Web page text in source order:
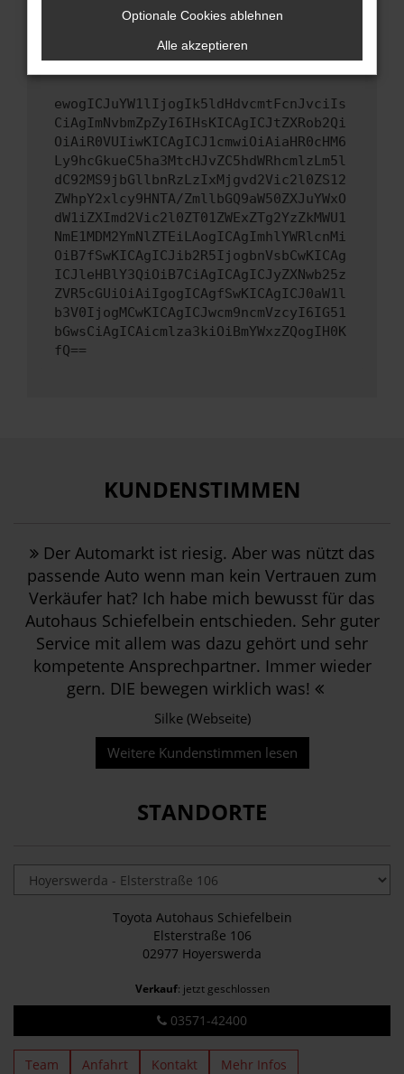
versuchen, das Problem zu beheben. Du kannst
uns diesen Text schicken, um uns bei der
Fehlersuche zu unterstützen:
ewogICJuYW1lIjogIk5ldHdvcmtFcnJvciIs
CiAgImNvbmZpZyI6IHsKICAgICJtZXRob2Qi
OiAiR0VUIiwKICAgICJ1cmwiOiAiaHR0cHM6
Ly9hcGkueC5ha3MtcHJvZC5hdWRhcmlzLm5l
dC92MS9jbGllbnRzLzIxMjgvd2Vic2l0ZS12
ZWhpY2xlcy9HNTA/ZmllbGQ9aW50ZXJuYWxO
dW1iZXImd2Vic2l0ZT01ZWExZTg2YzZkMWU1
NmE1MDM2YmNlZTEiLAogICAgImhlYWRlcnMi
OiB7fSwKICAgICJib2R5IjogbnVsbCwKICAg
ICJleHBlY3QiOiB7CiAgICAgICJyZXNwb25z
ZVR5cGUiOiAiIgogICAgfSwKICAgICJ0aW1l
b3V0IjogMCwKICAgICJwcm9ncmVzcyI6IG51
bGwsCiAgICAicmlza3kiOiBmYWxzZQogIH0K
fQ==
KUNDENSTIMMEN
Der Automarkt ist riesig. Aber was nützt das
passende Auto wenn man kein Vertrauen zum
Verkäufer hat? Ich habe mich bewusst für das
Autohaus Schiefelbein entschieden. Sehr guter
Service mit allem was dazu gehört und sehr
kompetente Ansprechpartner. Immer wieder
gern. DIE bewegen wirklich was!
Silke (Webseite)
Weitere Kundenstimmen lesen
STANDORTE
Toyota Autohaus Schiefelbein
Elsterstraße 106
02977 Hoyerswerda
Verkauf: jetzt geschlossen
03571-42400
Team Anfahrt Kontakt Mehr Infos
Optionale Cookies ablehnen
Alle akzeptieren